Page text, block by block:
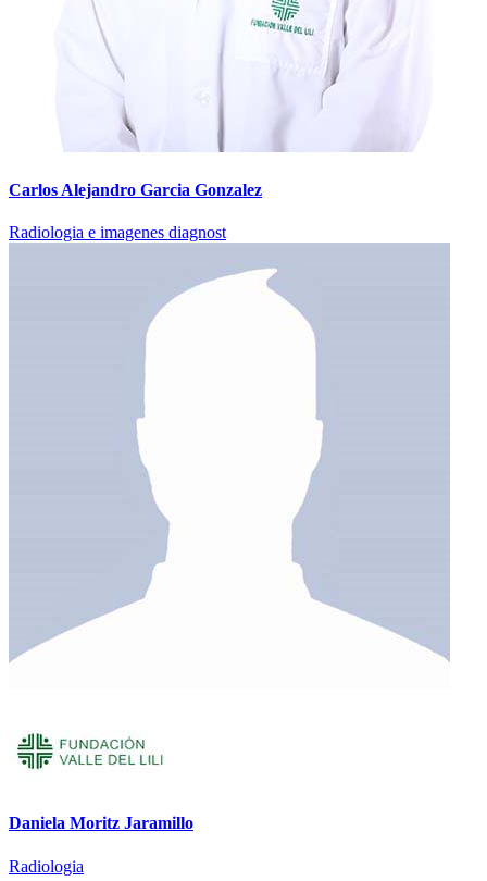
Carlos Alejandro Garcia Gonzalez
Radiologia e imagenes diagnost
Daniela Moritz Jaramillo
Radiologia